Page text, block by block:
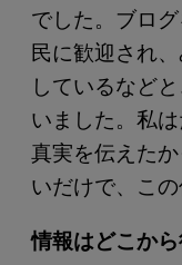
でした。ブロ
民に歓迎され
しているなど
いました。私
真実を伝えた
いだけで、こ
情報はどこか